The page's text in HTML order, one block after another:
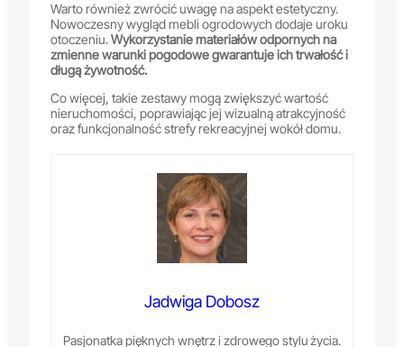
Warto również zwrócić uwagę na aspekt estetyczny.
Nowoczesny wygląd mebli ogrodowych dodaje uroku
otoczeniu.Wykorzystanie materiałów odpornych na
zmienne warunki pogodowe gwarantuje ich trwałość i
długą żywotność.
Co więcej, takie zestawy mogą zwiększyć wartość
nieruchomości, poprawiając jej wizualną atrakcyjność
oraz funkcjonalność strefy rekreacyjnej wokół domu.
Jadwiga Dobosz
Pasjonatka pięknych wnętrz i zdrowego stylu życia.